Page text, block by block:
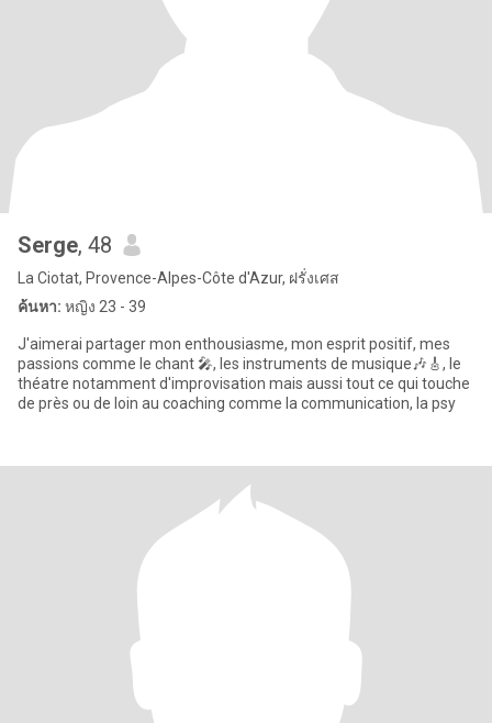
Serge, 48
La Ciotat, Provence-Alpes-Côte d'Azur, ฝรั่งเศส
ค้นหา: หญิง 23 - 39
J'aimerai partager mon enthousiasme, mon esprit positif, mes
passions comme le chant 🎤, les instruments de musique🎶🎸, le
théatre notamment d'improvisation mais aussi tout ce qui touche
de près ou de loin au coaching comme la communication, la psy